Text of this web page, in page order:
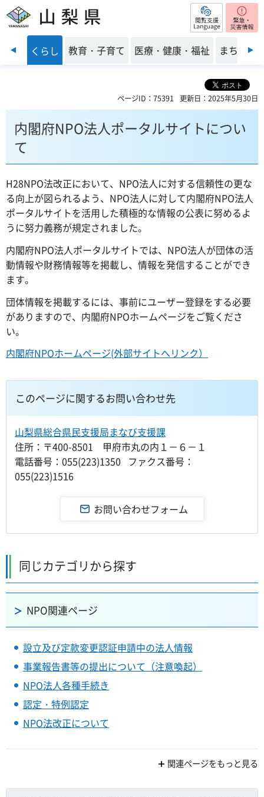
山梨県 閲覧支援
前のスライドを表示
全 くらし 教育・子育て 医療・健康・福祉 まちづく
ページID：75391 更新日：2025年5月30日
内閣府NPO法人ポータルサイトについ
て
H28NPO法改正において、NPO法人に対する信頼性の更な
る向上が図られるよう、NPO法人に対して内閣府NPO法人
ポータルサイトを活用した積極的な情報の公表に努めるよ
うに努力義務が規定されました。
内閣府NPO法人ポータルサイトでは、NPO法人が団体の活
動情報や財務情報等を掲載し、情報を発信することができ
ます。
団体情報を掲載するには、事前にユーザー登録をする必要
がありますので、内閣府NPOホームページをご覧くださ
い。
内閣府NPOホームページ(外部サイトへリンク）
このページに関するお問い合わせ先
山梨県総合県民支援局まなび支援課
住所：〒400-8501 甲府市丸の内１－６－１
電話番号：055(223)1350 ファクス番号：
055(223)1516
同じカテゴリから探す
NPO関連ページ
設立及び定款変更認証申請中の法人情報
事業報告書等の提出について（注意喚起）
NPO法人各種手続き
認定・特例認定
NPO法改正について
関連ページをもっと見る